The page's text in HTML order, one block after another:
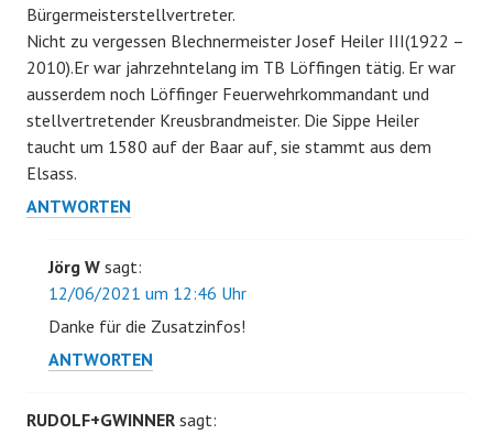
Bürgermeisterstellvertreter.
Nicht zu vergessen Blechnermeister Josef Heiler III(1922 –
2010).Er war jahrzehntelang im TB Löffingen tätig. Er war
ausserdem noch Löffinger Feuerwehrkommandant und
stellvertretender Kreusbrandmeister. Die Sippe Heiler
taucht um 1580 auf der Baar auf, sie stammt aus dem
Elsass.
ANTWORTEN
Jörg W sagt:
12/06/2021 um 12:46 Uhr
Danke für die Zusatzinfos!
ANTWORTEN
RUDOLF+GWINNER sagt: